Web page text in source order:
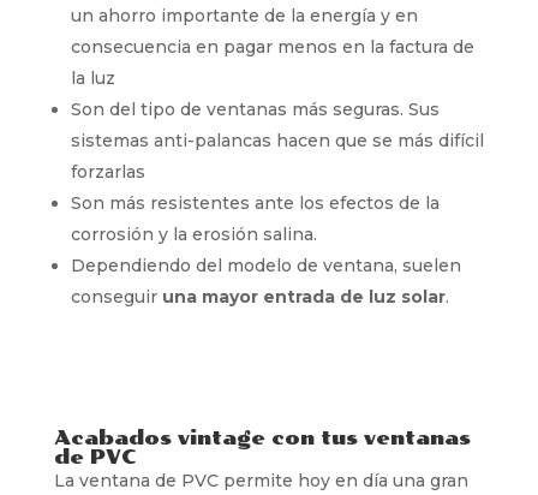
un ahorro importante de la energía y en
consecuencia en pagar menos en la factura de
la luz
Son del tipo de ventanas más seguras. Sus
sistemas anti-palancas hacen que se más difícil
forzarlas
Son más resistentes ante los efectos de la
corrosión y la erosión salina.
Dependiendo del modelo de ventana, suelen
conseguir una mayor entrada de luz solar.
Acabados vintage con tus ventanas
de PVC
La ventana de PVC permite hoy en día una gran